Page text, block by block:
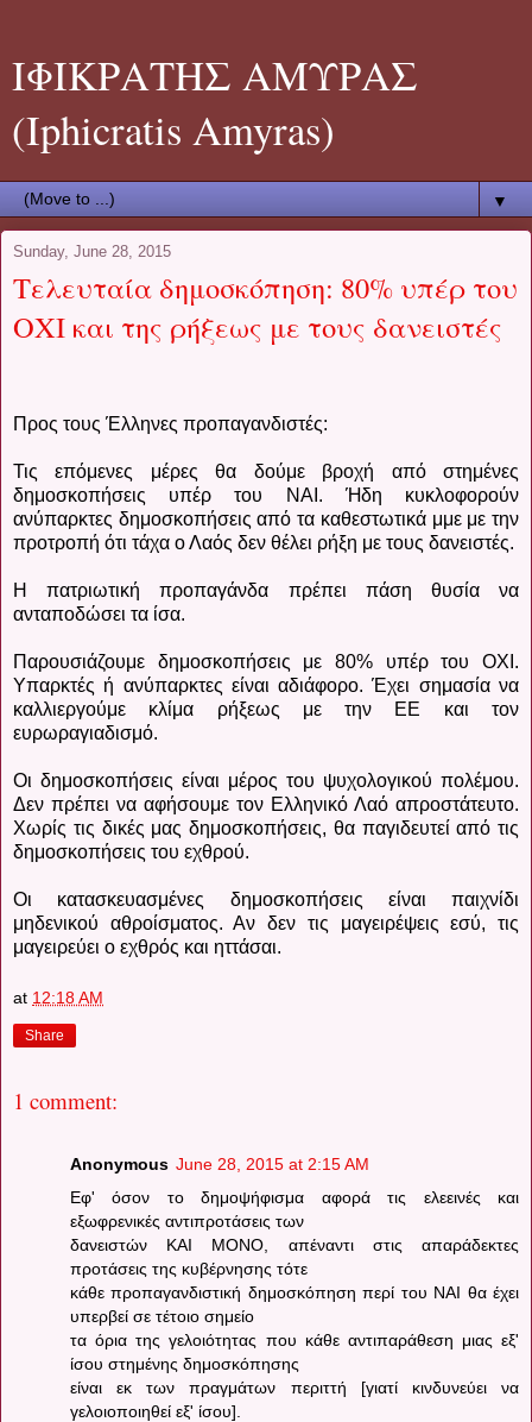
ΙΦΙΚΡΑΤΗΣ ΑΜΥΡΑΣ
(Iphicratis Amyras)
▼
Sunday, June 28, 2015
Τελευταία δημοσκόπηση: 80% υπέρ του
ΟΧΙ και της ρήξεως με τους δανειστές
Προς τους Έλληνες προπαγανδιστές:
Τις επόμενες μέρες θα δούμε βροχή από στημένες
δημοσκοπήσεις υπέρ του ΝΑΙ. Ήδη κυκλοφορούν
ανύπαρκτες δημοσκοπήσεις από τα καθεστωτικά μμε με την
προτροπή ότι τάχα ο Λαός δεν θέλει ρήξη με τους δανειστές.
Η πατριωτική προπαγάνδα πρέπει πάση θυσία να
ανταποδώσει τα ίσα.
Παρουσιάζουμε δημοσκοπήσεις με 80% υπέρ του ΟΧΙ.
Υπαρκτές ή ανύπαρκτες είναι αδιάφορο. Έχει σημασία να
καλλιεργούμε κλίμα ρήξεως με την ΕΕ και τον
ευρωραγιαδισμό.
Οι δημοσκοπήσεις είναι μέρος του ψυχολογικού πολέμου.
Δεν πρέπει να αφήσουμε τον Ελληνικό Λαό απροστάτευτο.
Χωρίς τις δικές μας δημοσκοπήσεις, θα παγιδευτεί από τις
δημοσκοπήσεις του εχθρού.
Οι κατασκευασμένες δημοσκοπήσεις είναι παιχνίδι
μηδενικού αθροίσματος. Αν δεν τις μαγειρέψεις εσύ, τις
μαγειρεύει ο εχθρός και ηττάσαι.
at 12:18 AM
Share
1 comment:
Anonymous June 28, 2015 at 2:15 AM
Εφ' όσον το δημοψήφισμα αφορά τις ελεεινές και
εξωφρενικές αντιπροτάσεις των
δανειστών ΚΑΙ ΜΟΝΟ, απέναντι στις απαράδεκτες
προτάσεις της κυβέρνησης τότε
κάθε προπαγανδιστική δημοσκόπηση περί του ΝΑΙ θα έχει
υπερβεί σε τέτοιο σημείο
τα όρια της γελοιότητας που κάθε αντιπαράθεση μιας εξ'
ίσου στημένης δημοσκόπησης
είναι εκ των πραγμάτων περιττή [γιατί κινδυνεύει να
γελοιοποιηθεί εξ' ίσου].